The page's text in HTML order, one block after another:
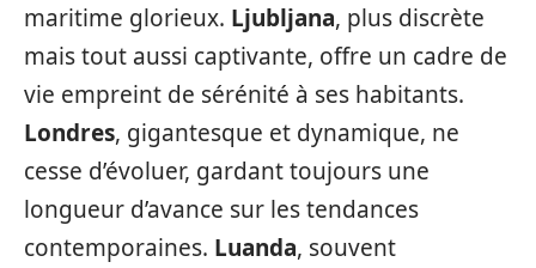
maritime glorieux. Ljubljana, plus discrète
mais tout aussi captivante, offre un cadre de
vie empreint de sérénité à ses habitants.
Londres, gigantesque et dynamique, ne
cesse d’évoluer, gardant toujours une
longueur d’avance sur les tendances
contemporaines. Luanda, souvent